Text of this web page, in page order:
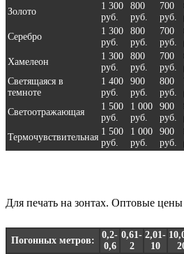
Золото
1 300
руб.
800
руб.
700
руб.
Серебро
1 300
руб.
800
руб.
700
руб.
Хамелеон
1 300
руб.
800
руб.
700
руб.
Светящаяся в
темноте
1 400
руб.
900
руб.
800
руб.
Светоотражающая
1 500
руб.
1 000
руб.
900
руб.
Термочувствительная
1 500
руб.
1 000
руб.
900
руб.
Для печать на зонтах. Оптовые цены
Погонных метров:
0,2-
0,6
0,61-
2
2,01-
10